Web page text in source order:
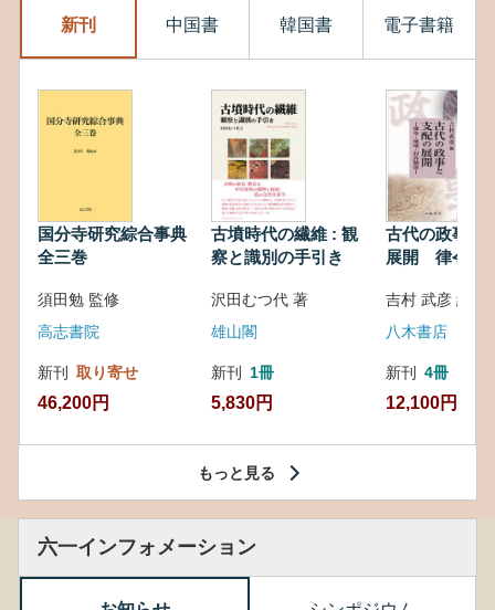
新刊 中国書 韓国書 電子書籍
国分寺研究綜合事典
全三巻
須田勉 監修
高志書院
新刊 取り寄せ
46,200円
古墳時代の繊維 : 観
察と識別の手引き
沢田むつ代 著
雄山閣
新刊 1冊
5,830円
古代の政事と
展開 律令・
吉村 武彦 編集
八木書店
新刊 4冊
12,100円
もっと見る
六一インフォメーション